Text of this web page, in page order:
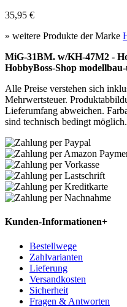
35,95 €
» weitere Produkte der Marke
MiG-31BM. w/KH-47M2 -
HobbyBoss-Shop
Alle Preise verstehen sich
Mehrwertsteuer.
Lieferumfang abweichen.
sind technisch bedingt möglich.
Kunden-Informationen+
Bestellwege
Zahlvarianten
Lieferung
Versandkosten
Sicherheit
Fragen & Antworten